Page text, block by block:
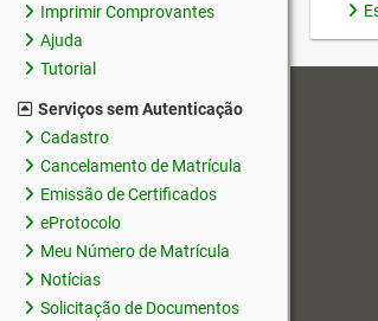
Imprimir Comprovantes
Ajuda
Tutorial
Serviços sem Autenticação
Cadastro
Cancelamento de Matrícula
Emissão de Certificados
eProtocolo
Meu Número de Matrícula
Notícias
Solicitação de Documentos